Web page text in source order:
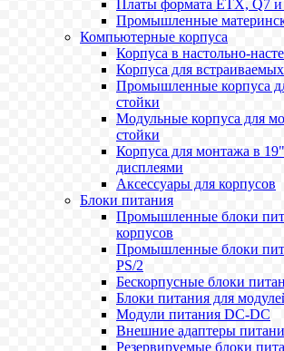
Платы формата ETX, Q7 и
Промышленные
Компьютерные корпуса
Корпуса в настольно-
Корпуса для
Промышленные корпуса
стойки
Модульные корпуса для
стойки
Корпуса для монтажа в
дисплеями
Аксессуары для корпусов
Блоки питания
Промышленные блоки
корпусов
Промышленные блоки
PS/2
Бескорпусные блоки
Блоки питания для
Модули питания DC-DC
Внешние адаптеры
Резервируемые блоки